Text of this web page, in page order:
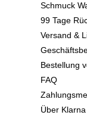
Schmuck
99 Tage
Versand &
Bestellung
FAQ
Über Klarna